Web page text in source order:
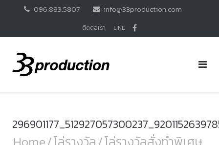
096.883.5807 info@33production.com
ติดต่อเรา LINE